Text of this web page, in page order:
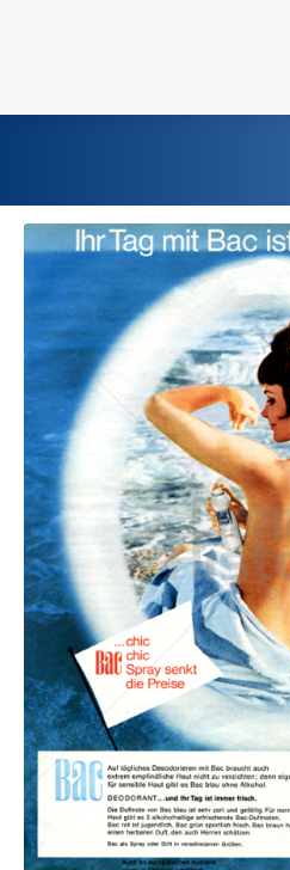
Home
Einst und Heute
Marken
Konzerne
Epoche